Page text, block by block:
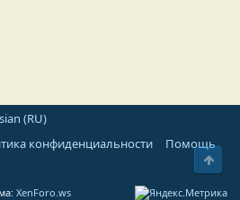
(RU)
конфиденциальности Помощь
XenForo.ws